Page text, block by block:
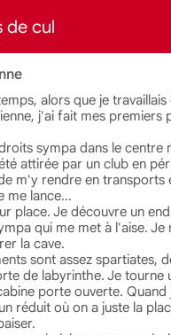
de cul
alors que je
j'ai fait mes premiers
sympa dans le centre
attirée par un club en
m'y rendre en transports
me lance...
place. Je découvre un
qui me met à l'aise. Je
la cave.
sont assez spartiates,
de labyrinthe. Je tourne
porte ouverte. Quand
réduit où on a juste la